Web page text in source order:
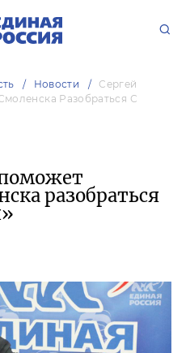
Новости
Сергей
Разобраться С
разобраться